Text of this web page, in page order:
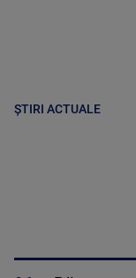
ȘTIRI ACTUALE